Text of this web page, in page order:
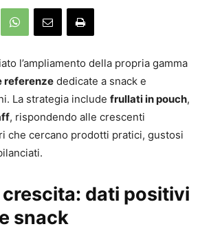
l’ampliamento della propria gamma
referenze dedicate a snack e
La strategia include frullati in pouch,
, rispondendo alle crescenti
che cercano prodotti pratici, gustosi
dati positivi
snack